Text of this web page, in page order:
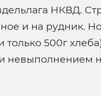
НКВД.
и на рудник.
только 500г
невыполнением